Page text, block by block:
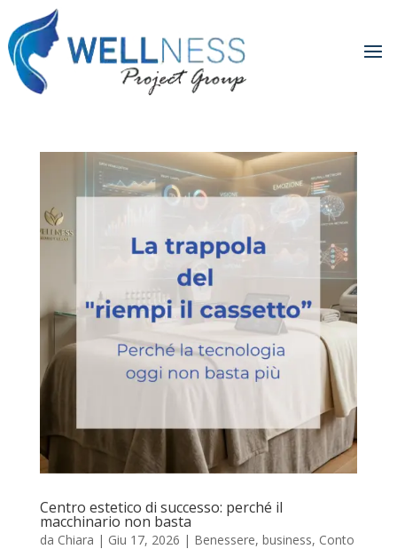
Centro estetico di successo: perché il
macchinario non basta
da Chiara | Giu 17, 2026 | Benessere, business, Conto